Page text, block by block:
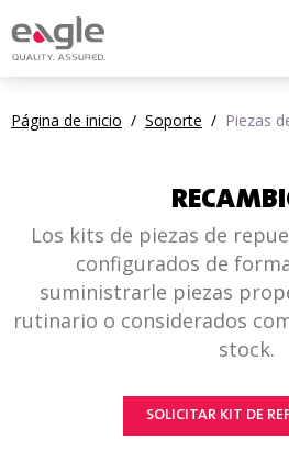
Página de inicio / Soporte / Piezas
Los kits de piezas de
configurados de
suministrarle piezas
rutinario o considerados
stock.
SOLICITAR KIT DE